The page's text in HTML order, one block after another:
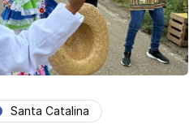
Santa Catalina